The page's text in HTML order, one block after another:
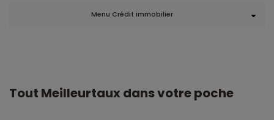
Menu Crédit immobilier
Tout Meilleurtaux dans votre poche